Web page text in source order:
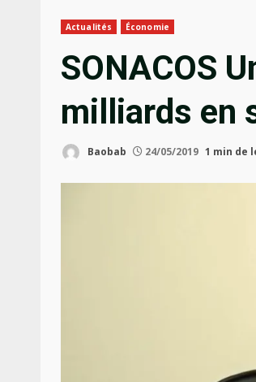
Actualités Économie
SONACOS
milliards en
Baobab 24/05/2019 1 min de